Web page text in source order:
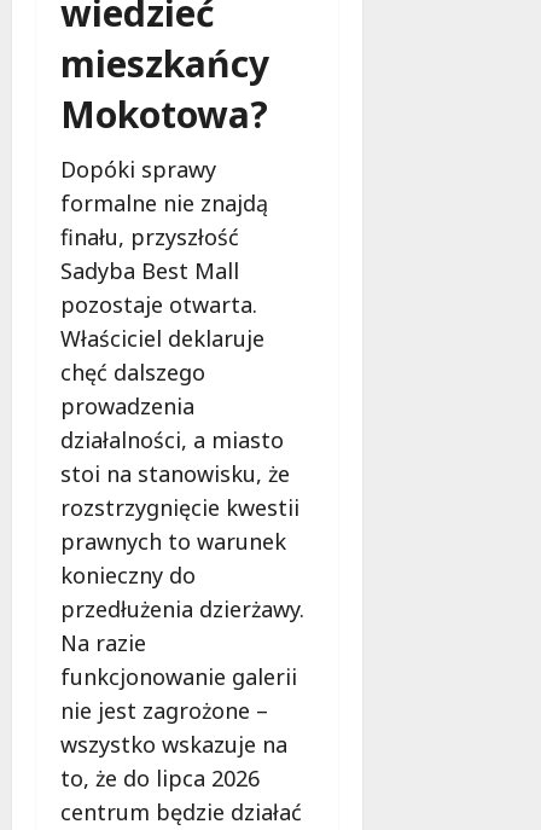
wiedzieć
mieszkańcy
Mokotowa?
Dopóki sprawy
formalne nie znajdą
finału, przyszłość
Sadyba Best Mall
pozostaje otwarta.
Właściciel deklaruje
chęć dalszego
prowadzenia
działalności, a miasto
stoi na stanowisku, że
rozstrzygnięcie kwestii
prawnych to warunek
konieczny do
przedłużenia dzierżawy.
Na razie
funkcjonowanie galerii
nie jest zagrożone –
wszystko wskazuje na
to, że do lipca 2026
centrum będzie działać